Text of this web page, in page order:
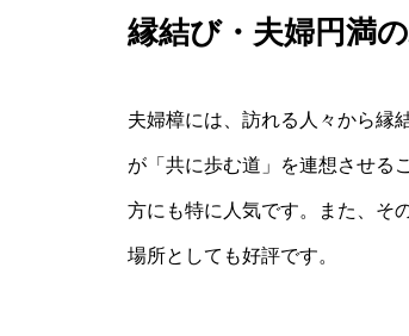
縁結び・夫婦円満
夫婦樟には、訪れる人々から縁
が「共に歩む道」を連想させる
方にも特に人気です。また、そ
場所としても好評です。